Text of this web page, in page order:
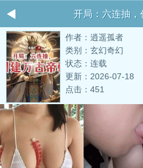
开局：六连抽，
作者：逍遥孤者
类别：玄幻奇幻
状态：连载
更新：2026-07-18
点击：451